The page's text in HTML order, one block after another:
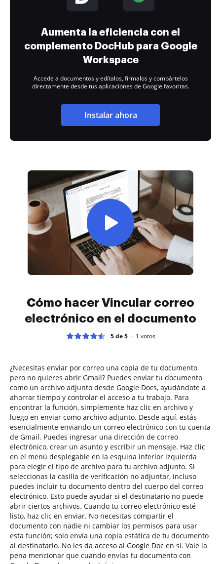
Aumenta la eficiencia con el
complemento DocHub para Google
Workspace
Accede a documentos y edítalos, fírmalos y compártelos
directamente desde tus aplicaciones de Google favoritas.
Instalar ahora
Cómo hacer Vincular correo
electrónico en el documento
5 de 5 1 votos
¿Necesitas enviar por correo una copia de tu documento
pero no quieres abrir Gmail? Puedes enviar tu documento
como un archivo adjunto desde Google Docs, ayudándote a
ahorrar tiempo y controlar el acceso a tu trabajo. Para
encontrar la función, simplemente haz clic en archivo y
luego en enviar como archivo adjunto. Desde aquí, estás
esencialmente enviando un correo electrónico con tu cuenta
de Gmail. Puedes ingresar una dirección de correo
electrónico, crear un asunto y escribir un mensaje. Haz clic
en el menú desplegable en la esquina inferior izquierda
para elegir el tipo de archivo para tu archivo adjunto. Si
seleccionas la casilla de verificación no adjuntar, incluso
puedes incluir tu documento dentro del cuerpo del correo
electrónico. Esto puede ayudar si el destinatario no puede
abrir ciertos archivos. Cuando tu correo electrónico esté
listo, haz clic en enviar. No necesitas compartir el
documento con nadie ni cambiar los permisos para usar
esta función; solo envía una copia estática de tu documento
al destinatario. No les da acceso al Google Doc en sí. Vale la
pena mencionar que cuando envías tu documento con